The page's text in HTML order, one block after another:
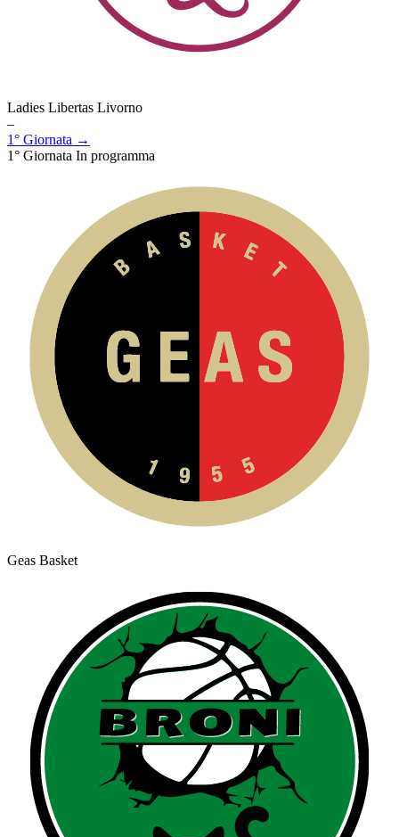
Ladies Libertas Livorno
–
1° Giornata →
1° Giornata In programma
Geas Basket